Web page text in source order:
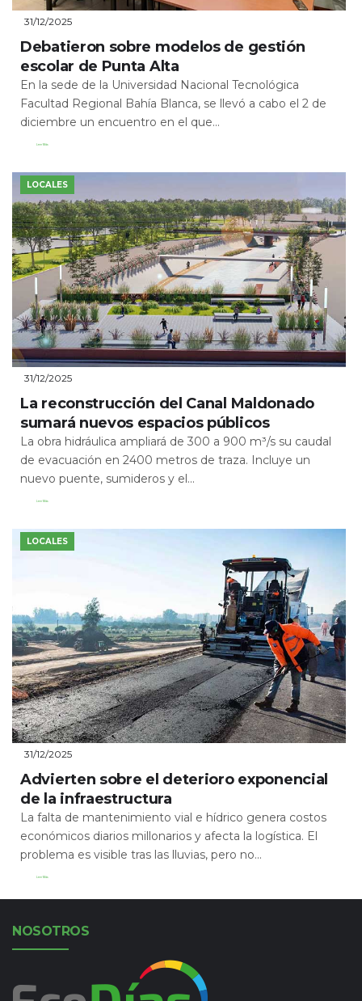
31/12/2025
Debatieron sobre modelos de gestión
escolar de Punta Alta
En la sede de la Universidad Nacional Tecnológica
Facultad Regional Bahía Blanca, se llevó a cabo el 2 de
diciembre un encuentro en el que...
Leer Más
LOCALES
31/12/2025
La reconstrucción del Canal Maldonado
sumará nuevos espacios públicos
La obra hidráulica ampliará de 300 a 900 m³/s su caudal
de evacuación en 2400 metros de traza. Incluye un
nuevo puente, sumideros y el...
Leer Más
LOCALES
31/12/2025
Advierten sobre el deterioro exponencial
de la infraestructura
La falta de mantenimiento vial e hídrico genera costos
económicos diarios millonarios y afecta la logística. El
problema es visible tras las lluvias, pero no...
Leer Más
NOSOTROS